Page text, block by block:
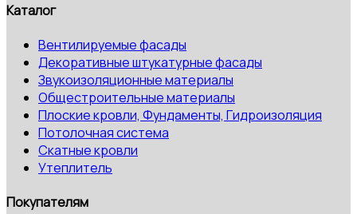
Каталог
Вентилируемые фасады
Декоративные штукатурные фасады
Звукоизоляционные материалы
Общестроительные материалы
Плоские кровли, Фундаменты, Гидроизоляция
Потолочная система
Скатные кровли
Утеплитель
Покупателям